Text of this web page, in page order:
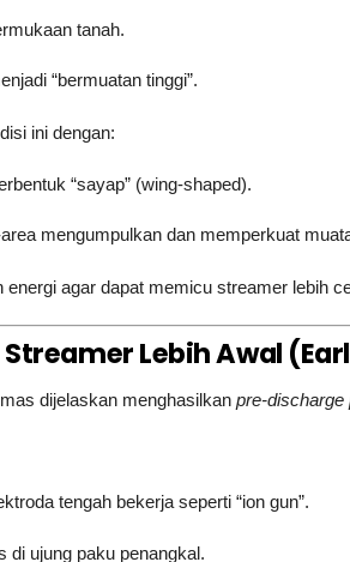
tanah.
“bermuatan tinggi”.
ini dengan:
“sayap” (wing-shaped).
mengumpulkan dan memperkuat
energi agar dapat memicu streamer lebih
Lebih Awal
dijelaskan menghasilkan pre-discharge
tengah bekerja seperti “ion gun”.
di ujung paku penangkal.